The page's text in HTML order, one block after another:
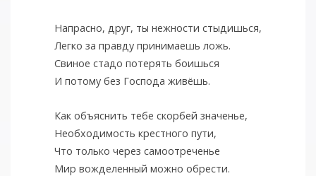
Напрасно, друг, ты нежности стыдишься,
Легко за правду принимаешь ложь.
Свиное стадо потерять боишься
И потому без Господа живёшь.
Как объяснить тебе скорбей значенье,
Необходимость крестного пути,
Что только через самоотреченье
Мир вожделенный можно обрести.